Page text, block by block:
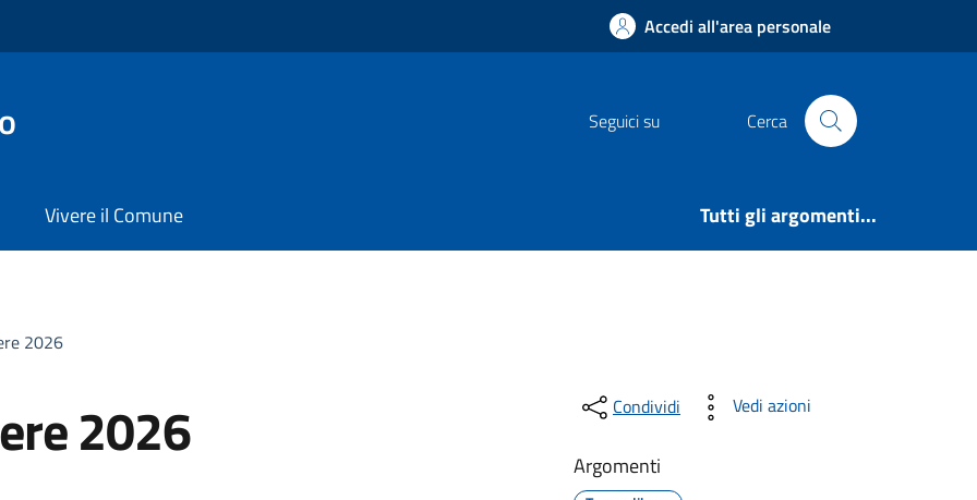
Accedi all'area personale
Seguici su Cerca
Vivere il Comune Tutti gli argomenti...
2026
2026 Condividi Vedi azioni
Argomenti